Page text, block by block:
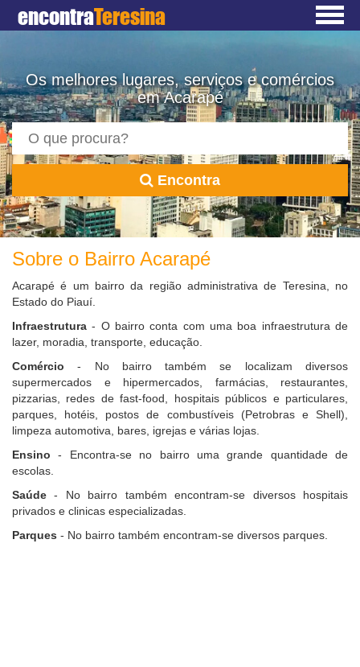
encontraTeresina
Os melhores lugares, serviços e comércios
em Acarapé
Encontra
Sobre o Bairro Acarapé
Acarapé é um bairro da região administrativa de Teresina, no
Estado do Piauí.
Infraestrutura - O bairro conta com uma boa infraestrutura de
lazer, moradia, transporte, educação.
Comércio - No bairro também se localizam diversos
supermercados e hipermercados, farmácias, restaurantes,
pizzarias, redes de fast-food, hospitais públicos e particulares,
parques, hotéis, postos de combustíveis (Petrobras e Shell),
limpeza automotiva, bares, igrejas e várias lojas.
Ensino - Encontra-se no bairro uma grande quantidade de
escolas.
Saúde - No bairro também encontram-se diversos hospitais
privados e clinicas especializadas.
Parques - No bairro também encontram-se diversos parques.